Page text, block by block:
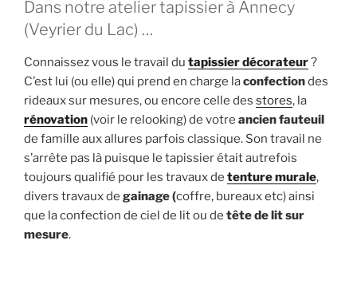
Dans notre atelier tapissier à Annecy
(Veyrier du Lac) …
Connaissez vous le travail du tapissier décorateur?
C’est lui (ou elle) qui prend en charge laconfectiondes
rideaux sur mesures, ou encore celle des stores, la
rénovation (voir le relooking) de votre ancien fauteuil
de famille aux allures parfois classique. Son travail ne
s’arrête pas là puisque le tapissier était autrefois
toujours qualifié pour les travaux de tenture murale,
divers travaux de gainage (coffre, bureaux etc) ainsi
que la confection de ciel de lit ou de tête de lit sur
mesure.